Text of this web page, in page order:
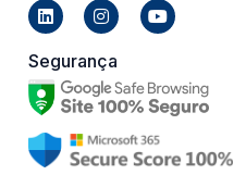
Segurança